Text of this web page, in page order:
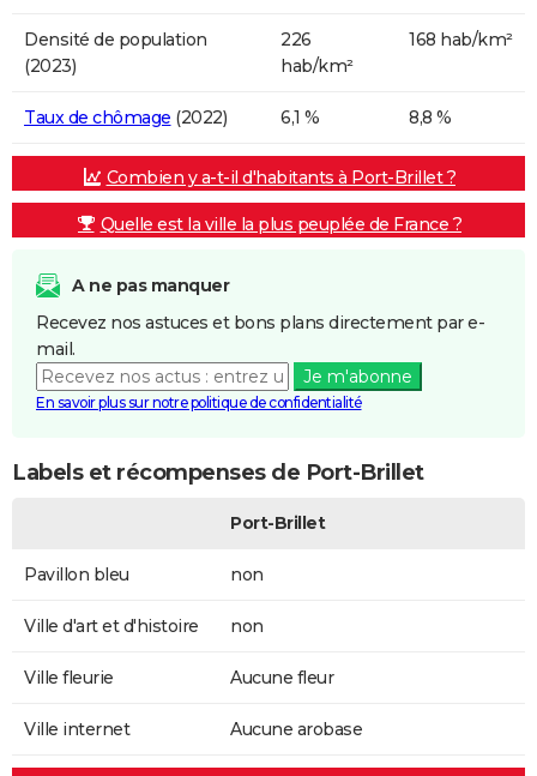
Densité de population
(2023)
226
hab/km²
168 hab/km²
Taux de chômage (2022) 6,1 % 8,8 %
Combien y a-t-il d'habitants à Port-Brillet ?
Quelle est la ville la plus peuplée de France ?
A ne pas manquer
Recevez nos astuces et bons plans directement par e-
mail.
Je m'abonne
En savoir plus sur notre politique de confidentialité
Labels et récompenses de Port-Brillet
Port-Brillet
Pavillon bleu non
Ville d'art et d'histoire non
Ville fleurie Aucune fleur
Ville internet Aucune arobase